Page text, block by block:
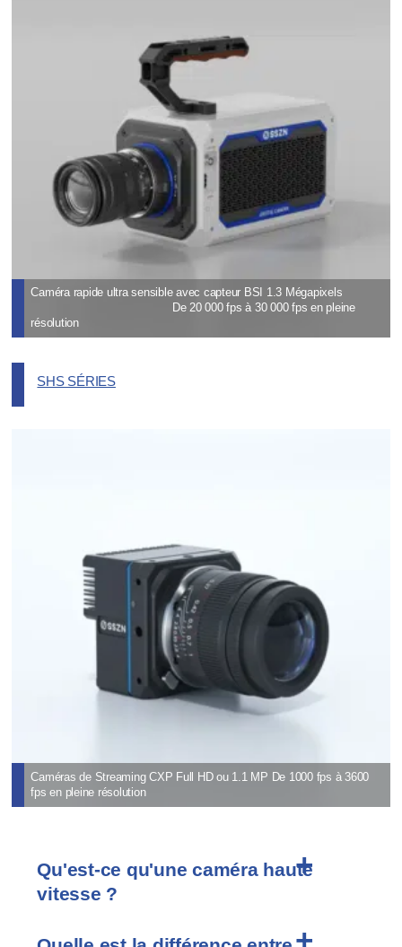
Caméra rapide ultra sensible avec capteur BSI 1.3 Mégapixels
De 20 000 fps à 30 000 fps en pleine
résolution
SHS SÉRIES
Caméras de Streaming CXP Full HD ou 1.1 MP De 1000 fps à 3600
fps en pleine résolution
Qu'est-ce qu'une caméra haute
vitesse ?